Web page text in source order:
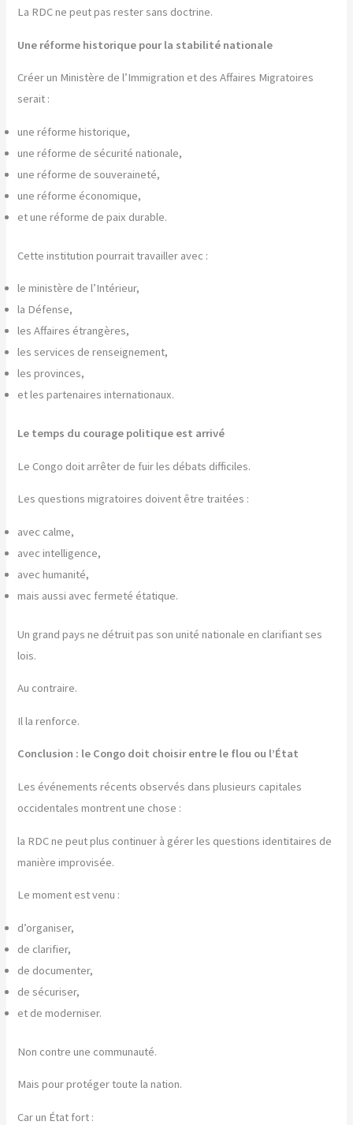
La RDC ne peut pas rester sans doctrine.
Une réforme historique pour la stabilité nationale
Créer un Ministère de l’Immigration et des Affaires Migratoires
serait :
une réforme historique,
une réforme de sécurité nationale,
une réforme de souveraineté,
une réforme économique,
et une réforme de paix durable.
Cette institution pourrait travailler avec :
le ministère de l’Intérieur,
la Défense,
les Affaires étrangères,
les services de renseignement,
les provinces,
et les partenaires internationaux.
Le temps du courage politique est arrivé
Le Congo doit arrêter de fuir les débats difficiles.
Les questions migratoires doivent être traitées :
avec calme,
avec intelligence,
avec humanité,
mais aussi avec fermeté étatique.
Un grand pays ne détruit pas son unité nationale en clarifiant ses
lois.
Au contraire.
Il la renforce.
Conclusion : le Congo doit choisir entre le flou ou l’État
Les événements récents observés dans plusieurs capitales
occidentales montrent une chose :
la RDC ne peut plus continuer à gérer les questions identitaires de
manière improvisée.
Le moment est venu :
d’organiser,
de clarifier,
de documenter,
de sécuriser,
et de moderniser.
Non contre une communauté.
Mais pour protéger toute la nation.
Car un État fort :